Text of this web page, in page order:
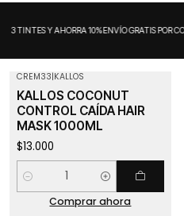
3 TINTES Y AHORRA 10%ENVÍO GRATIS POR
CREM33|KALLOS
KALLOS COCONUT
CONTROL CAÍDA HAIR
MASK 1000ML
$13.000
Cantidad
Comprar ahora